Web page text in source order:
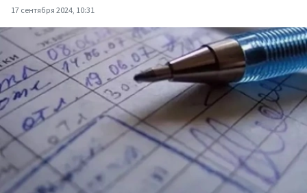
17 сентября 2024, 10:31